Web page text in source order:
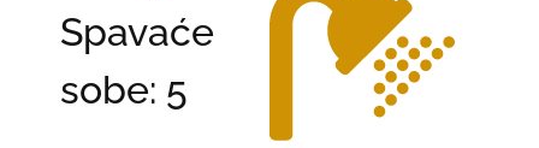
Spavaće
sobe: 5